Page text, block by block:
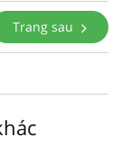
Trang sau